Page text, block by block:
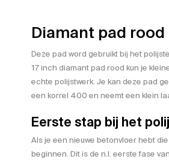
Diamant pad rood
Deze pad word gebruikt bij het
17 inch diamant pad rood kun je
echte polijstwerk. Je kan deze pad
een korrel 400 en neemt een klein
Eerste stap bij het
Als je een nieuwe betonvloer hebt
beginnen. Dit is de n.l. eerste fase